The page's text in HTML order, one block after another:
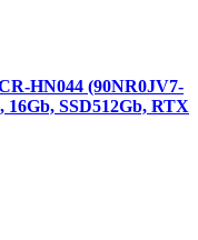
HN044 (90NR0JV7-
16Gb, SSD512Gb, RTX